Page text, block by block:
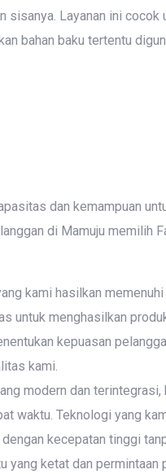
sisanya. Layanan ini cocok
bahan baku tertentu
dan kemampuan
di Mamuju memilih
kami hasilkan
untuk menghasilkan
kepuasan
kami.
modern dan terintegrasi,
waktu. Teknologi yang
kecepatan tinggi
ketat dan permintaan